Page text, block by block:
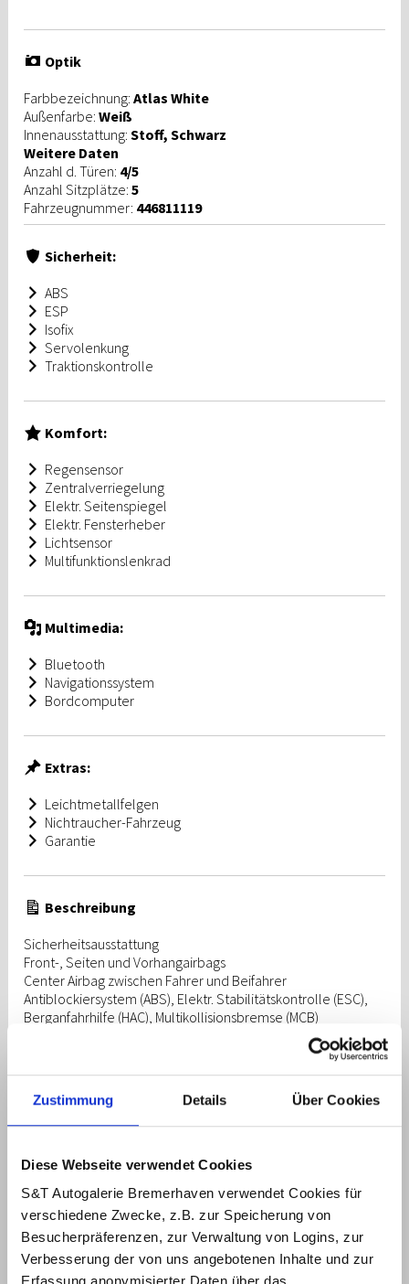
Zustimmung Details Über Cookies
Diese Webseite verwendet Cookies
S&T Autogalerie Bremerhaven verwendet Cookies für
verschiedene Zwecke, z.B. zur Speicherung von
Besucherpräferenzen, zur Verwaltung von Logins, zur
Verbesserung der von uns angebotenen Inhalte und zur
Optik
Farbbezeichnung: Atlas White
Außenfarbe: Weiß
Innenausstattung: Stoff, Schwarz
Weitere Daten
Anzahl d. Türen: 4/5
Anzahl Sitzplätze: 5
Fahrzeugnummer: 446811119
Sicherheit:
ABS
ESP
Isofix
Servolenkung
Traktionskontrolle
Komfort:
Regensensor
Zentralverriegelung
Elektr. Seitenspiegel
Elektr. Fensterheber
Lichtsensor
Multifunktionslenkrad
Multimedia:
Bluetooth
Navigationssystem
Bordcomputer
Extras:
Leichtmetallfelgen
Nichtraucher-Fahrzeug
Garantie
Beschreibung
Sicherheitsausstattung
Front-, Seiten und Vorhangairbags
Center Airbag zwischen Fahrer und Beifahrer
Antiblockiersystem (ABS), Elektr. Stabilitätskontrolle (ESC),
Berganfahrhilfe (HAC), Multikollisionsbremse (MCB)
Kindersicherung an den hinteren Türen (manuell)
Servolenkung
Voll-LED-Scheinwerfer
Lichtsensor
LED-Tagfahrlicht
LED-Rückleuchten
Reifendruck-Kontrollsystem (TPMS)
Einparkhilfe vorne und hinten
Rückfahrkamera
Spurfolgeassistent (LFA)
Regensensor